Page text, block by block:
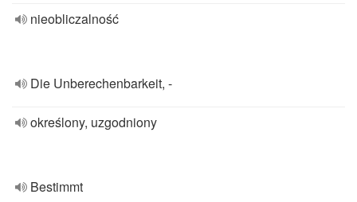
nieobliczalność
Die Unberechenbarkeit, -
określony, uzgodniony
Bestimmt